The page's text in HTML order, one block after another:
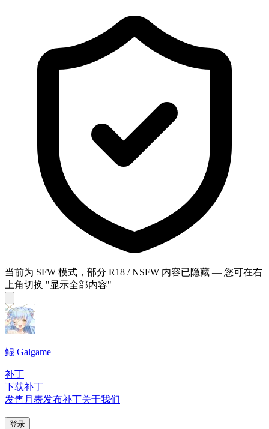
当前为 SFW 模式，部分 R18 / NSFW 内容已隐藏 — 您可在右
上角切换 "显示全部内容"
鲲 Galgame
补丁
下载补丁
发售月表发布补丁关于我们
登录